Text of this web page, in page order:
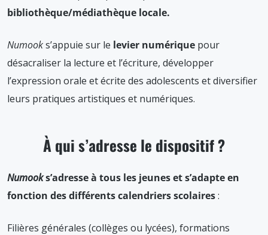
bibliothèque/médiathèque locale.
Numooks’appuie sur le levier numérique pour
désacraliser la lecture et l’écriture, développer
l’expression orale et écrite des adolescents et diversifier
leurs pratiques artistiques et numériques.
À qui s’adresse le dispositif ?
Numooks’adresse à tous les jeunes et s’adapte en
fonction des différents calendriers scolaires:
Filières générales (collèges ou lycées), formations